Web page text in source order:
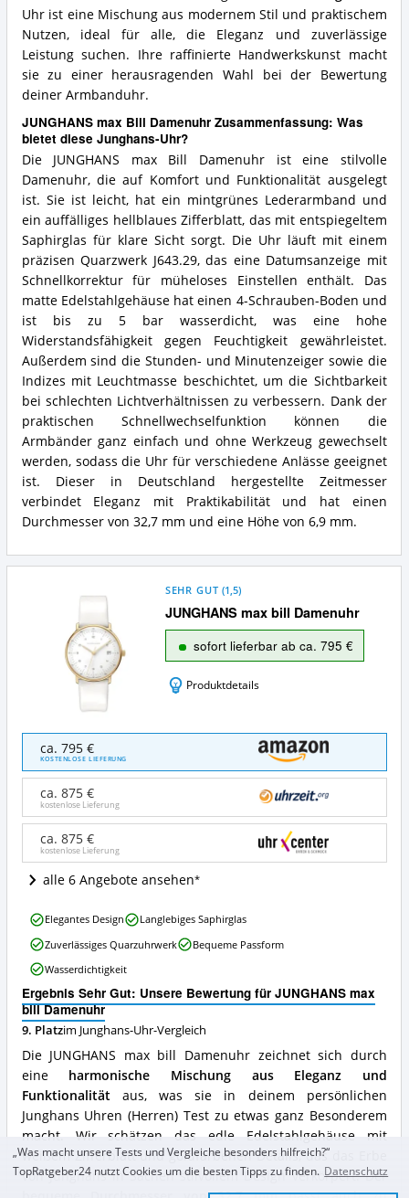
Uhr ist eine Mischung aus modernem Stil und praktischem
Nutzen, ideal für alle, die Eleganz und zuverlässige
Leistung suchen. Ihre raffinierte Handwerkskunst macht
sie zu einer herausragenden Wahl bei der Bewertung
deiner Armbanduhr.
JUNGHANS max Bill Damenuhr Zusammenfassung: Was
bietet diese Junghans-Uhr?
Die JUNGHANS max Bill Damenuhr ist eine stilvolle
Damenuhr, die auf Komfort und Funktionalität ausgelegt
ist. Sie ist leicht, hat ein mintgrünes Lederarmband und
ein auffälliges hellblaues Zifferblatt, das mit entspiegeltem
Saphirglas für klare Sicht sorgt. Die Uhr läuft mit einem
präzisen Quarzwerk J643.29, das eine Datumsanzeige mit
Schnellkorrektur für müheloses Einstellen enthält. Das
matte Edelstahlgehäuse hat einen 4-Schrauben-Boden und
ist bis zu 5 bar wasserdicht, was eine hohe
Widerstandsfähigkeit gegen Feuchtigkeit gewährleistet.
Außerdem sind die Stunden- und Minutenzeiger sowie die
Indizes mit Leuchtmasse beschichtet, um die Sichtbarkeit
bei schlechten Lichtverhältnissen zu verbessern. Dank der
praktischen Schnellwechselfunktion können die
Armbänder ganz einfach und ohne Werkzeug gewechselt
werden, sodass die Uhr für verschiedene Anlässe geeignet
ist. Dieser in Deutschland hergestellte Zeitmesser
verbindet Eleganz mit Praktikabilität und hat einen
Durchmesser von 32,7 mm und eine Höhe von 6,9 mm.
JUNGHANS max bill Damenuhr
SEHR GUT (1,5)
sofort lieferbar ab ca. 795 €
Produktdetails
JUNGHANS
max
bill
Damenuhr
Angebote:
Wo
diese
Junghans-
Uhr
ca. 795 €
KOSTENLOSE LIEFERUNG
ca. 875 €
kostenlose Lieferung
ca. 875 €
kostenlose Lieferung
alle 6 Angebote ansehen
Ergebnis Sehr Gut: Unsere Bewertung für JUNGHANS max
bill Damenuhr
9. Platzim Junghans-Uhr-Vergleich
Die JUNGHANS max bill Damenuhr zeichnet sich durch
eine harmonische Mischung aus Eleganz und
Funktionalitätaus, was sie in deinem persönlichen
Junghans Uhren (Herren) Test zu etwas ganz Besonderem
macht. Wir schätzen das edle Edelstahlgehäuse mit
weißem Zifferblatt und goldfarbenen Details, das das Erbe
von Junghans in Sachen stilvollem Design verkörpert. Der
JUNGHANS
max
bill
Damenuhr
Vorteile:
Was
spricht
für
diese
Junghans-
Uhr?
Elegantes Design
Langlebiges Saphirglas
Zuverlässiges Quarzuhrwerk
Bequeme Passform
Wasserdichtigkeit
„Was macht unsere Tests und Vergleiche besonders hilfreich?“
TopRatgeber24 nutzt Cookies um die besten Tipps zu finden. Datenschutz